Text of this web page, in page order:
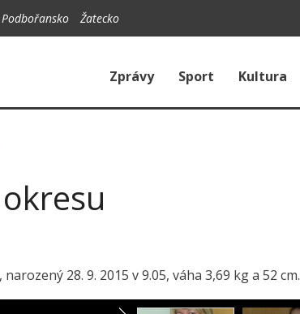
Podbořansko Žatecko
Zprávy Sport Kultura
28. 9. 2015 v 9.05, váha 3,69 kg a 52 cm.